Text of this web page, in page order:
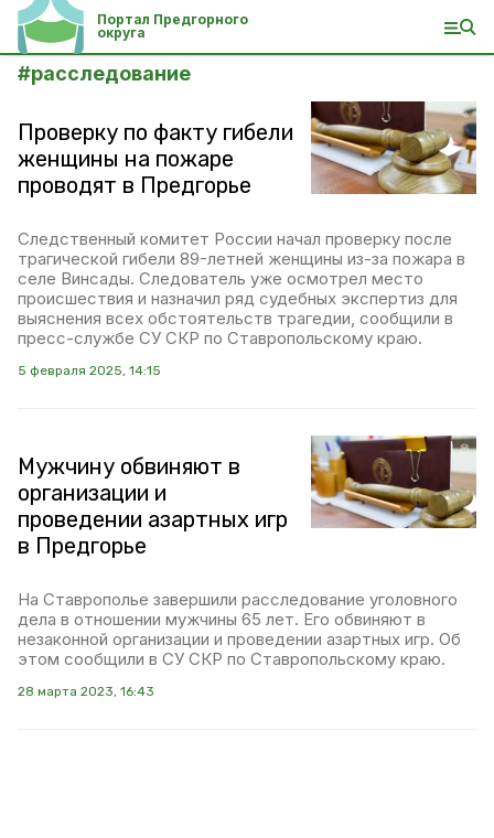
Портал Предгорного
округа
#расследование
Проверку по факту гибели
женщины на пожаре
проводят в Предгорье
Следственный комитет России начал проверку после
трагической гибели 89-летней женщины из-за пожара в
селе Винсады. Следователь уже осмотрел место
происшествия и назначил ряд судебных экспертиз для
выяснения всех обстоятельств трагедии, сообщили в
пресс-службе СУ СКР по Ставропольскому краю.
5 февраля 2025, 14:15
Мужчину обвиняют в
организации и
проведении азартных игр
в Предгорье
На Ставрополье завершили расследование уголовного
дела в отношении мужчины 65 лет. Его обвиняют в
незаконной организации и проведении азартных игр. Об
этом сообщили в СУ СКР по Ставропольскому краю.
28 марта 2023, 16:43